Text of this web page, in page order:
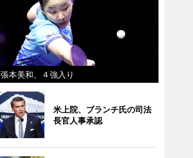
張本美和、４強入り
米上院、ブランチ氏の司法
長官人事承認